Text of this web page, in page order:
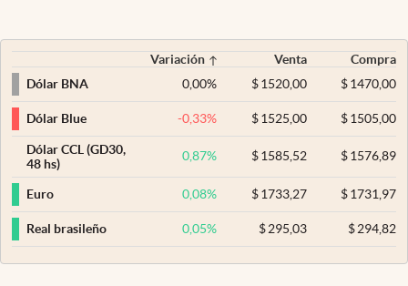
Variación Venta
Compra
Dólar BNA
0,00% $ 1520,00 $1470,00
Dólar Blue -0,33% $ 1525,00 $1505,00
Dólar CCL (GD30,
48 hs)
0,87% $ 1585,52 $1576,89
Euro 0,08% $ 1733,27 $1731,97
Real brasileño 0,05% $ 295,03 $294,82